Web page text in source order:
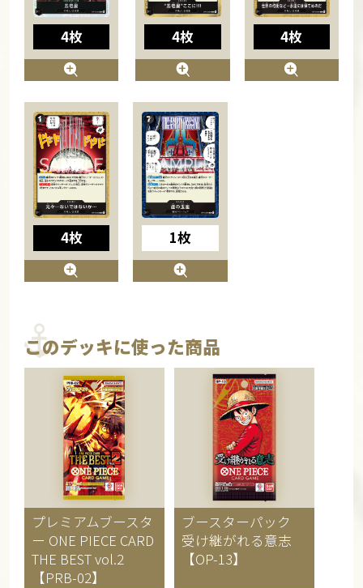
4枚 4枚 4枚
4枚 1枚
このデッキに使った商品
プレミアムブースタ
ー ONE PIECE CARD
THE BEST vol.2
【PRB-02】
ブースターパック
受け継がれる意志
【OP-13】